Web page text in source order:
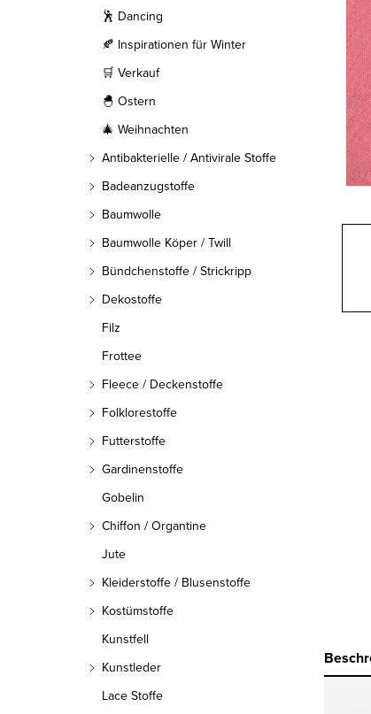
🕺 Dancing
🍂 Inspirationen für Winter
🛒 Verkauf
🐣 Ostern
🎄 Weihnachten
Antibakterielle / Antivirale Stoffe
Badeanzugstoffe
Baumwolle
Baumwolle Köper / Twill
Bündchenstoffe / Strickripp
Dekostoffe
Filz
Frottee
Fleece / Deckenstoffe
Folklorestoffe
Futterstoffe
Gardinenstoffe
Gobelin
Chiffon / Organtine
Jute
Kleiderstoffe / Blusenstoffe
Kostümstoffe
Kunstfell
Kunstleder
Lace Stoffe